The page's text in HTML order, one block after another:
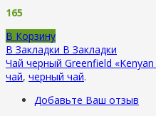
165
В Корзину
В Закладки В Закладки
Чай черный Greenfield «Kenyan
чай, черный чай.
Добавьте Ваш отзыв